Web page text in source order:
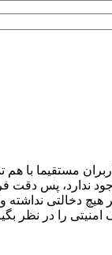
مستقیما با هم
ندارد، پس دقت
دخالتی نداشته و
را در نظر